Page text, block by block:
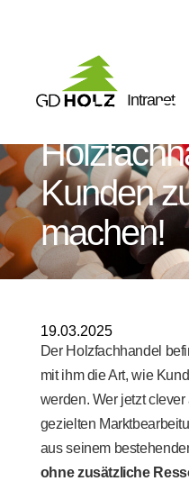
Intranet
Vertrieb
Kunden
machen!
19.03.2025
Der Holzfachhandel
mit ihm die Art, wie
werden. Wer jetzt
gezielten
aus seinem
ohne zusätzliche